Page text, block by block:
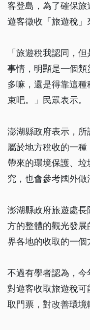
客登島，為了確保
遊客徵收「旅遊稅」
「旅遊稅我認同，
事情，明顯是一個類
多嘛，還是得靠這
束吧。」民眾表示。
澎湖縣政府表示，所
屬於地方稅收的一
帶來的環境保護、
究，也會參考國外做
澎湖縣政府旅遊處
方的整體的觀光發
界各地的收取的一個
不過有學者認為，今
對遊客收取旅遊稅
取門票，對改善環境